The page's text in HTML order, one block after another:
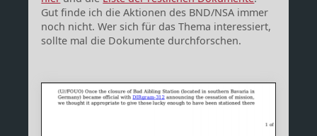
Gut finde ich die Aktionen des BND/NSA immer
noch nicht. Wer sich für das Thema interessiert,
sollte mal die Dokumente durchforschen.